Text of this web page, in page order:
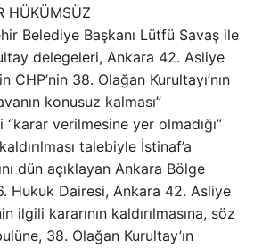
HÜKÜMSÜZ
Belediye Başkanı Lütfü Savaş ile
delegeleri, Ankara 42. Asliye
CHP’nin 38. Olağan Kurultayı’nın
konusuz kalması”
verilmesine yer olmadığı”
talebiyle İstinaf’a
dün açıklayan Ankara Bölge
Hukuk Dairesi, Ankara 42. Asliye
ilgili kararının kaldırılmasına, söz
38. Olağan Kurultay’ın